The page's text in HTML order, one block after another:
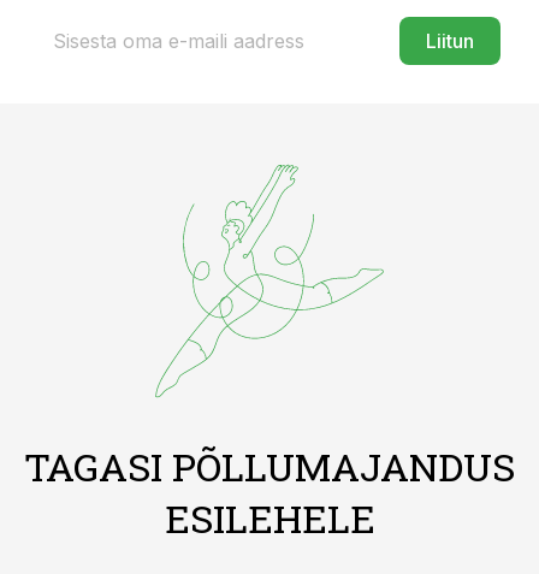
Liitun
TAGASI PÕLLUMAJANDUS
ESILEHELE